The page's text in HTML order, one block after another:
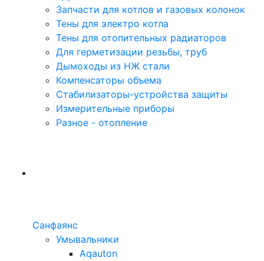
Запчасти для котлов и газовых колонок
Тены для электро котла
Тены для отопительных радиаторов
Для герметизации резьбы, труб
Дымоходы из НЖ стали
Компенсаторы объема
Стабилизаторы-устройства защиты
Измерительные приборы
Разное - отопление
Санфаянс
Умывальники
Aqauton